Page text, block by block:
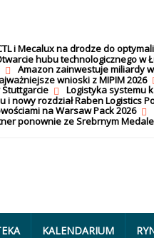
i Mecalux na drodze do
hubu technologicznego w
Amazon zainwestuje miliardy
wnioski z MIPIM 2026
Logistyka systemu
i nowy rozdział Raben Logistics
na Warsaw Pack 2026
ponownie ze Srebrnym
KALENDARIUM